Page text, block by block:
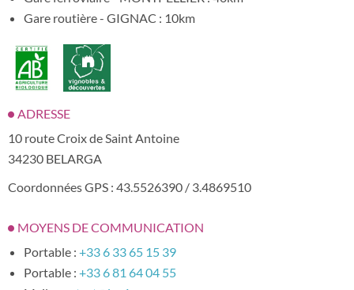
Gare routière - GIGNAC : 10km
ADRESSE
10 route Croix de Saint Antoine
34230 BELARGA
Coordonnées GPS : 43.5526390 / 3.4869510
MOYENS DE COMMUNICATION
Portable : +33 6 33 65 15 39
Portable : +33 6 81 64 04 55